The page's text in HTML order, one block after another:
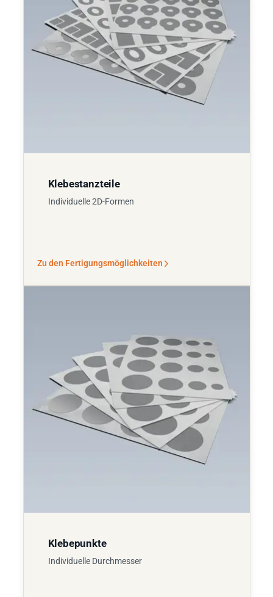
Klebestanzteile
Individuelle 2D-Formen
Zu den Fertigungsmöglichkeiten
Klebepunkte
Individuelle Durchmesser